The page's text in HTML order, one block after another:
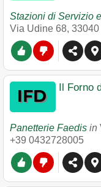
Stazioni di Servizio
Via Udine 68, 33040
Il Forno
Panetterie Faedis in
+39 0432728005